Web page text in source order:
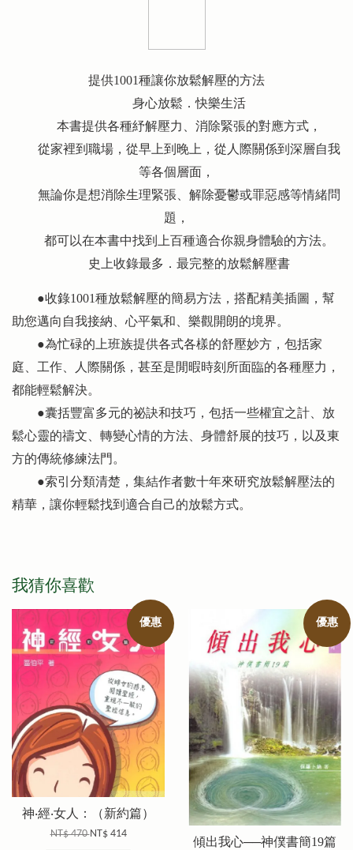
提供1001種讓你放鬆解壓的方法
身心放鬆．快樂生活
本書提供各種紓解壓力、消除緊張的對應方式，
從家裡到職場，從早上到晚上，從人際關係到深層自我
等各個層面，
無論你是想消除生理緊張、解除憂鬱或罪惡感等情緒問
題，
都可以在本書中找到上百種適合你親身體驗的方法。
史上收錄最多．最完整的放鬆解壓書
●收錄1001種放鬆解壓的簡易方法，搭配精美插圖，幫
助您邁向自我接納、心平氣和、樂觀開朗的境界。
●為忙碌的上班族提供各式各樣的舒壓妙方，包括家
庭、工作、人際關係，甚至是閒暇時刻所面臨的各種壓力，
都能輕鬆解決。
●囊括豐富多元的祕訣和技巧，包括一些權宜之計、放
鬆心靈的禱文、轉變心情的方法、身體舒展的技巧，以及東
方的傳統修練法門。
●索引分類清楚，集結作者數十年來研究放鬆解壓法的
精華，讓你輕鬆找到適合自己的放鬆方式。
我猜你喜歡
優惠
神‧經‧女人：（新約篇）
NT$ 470NT$ 414
優惠
傾出我心──神僕書簡19篇